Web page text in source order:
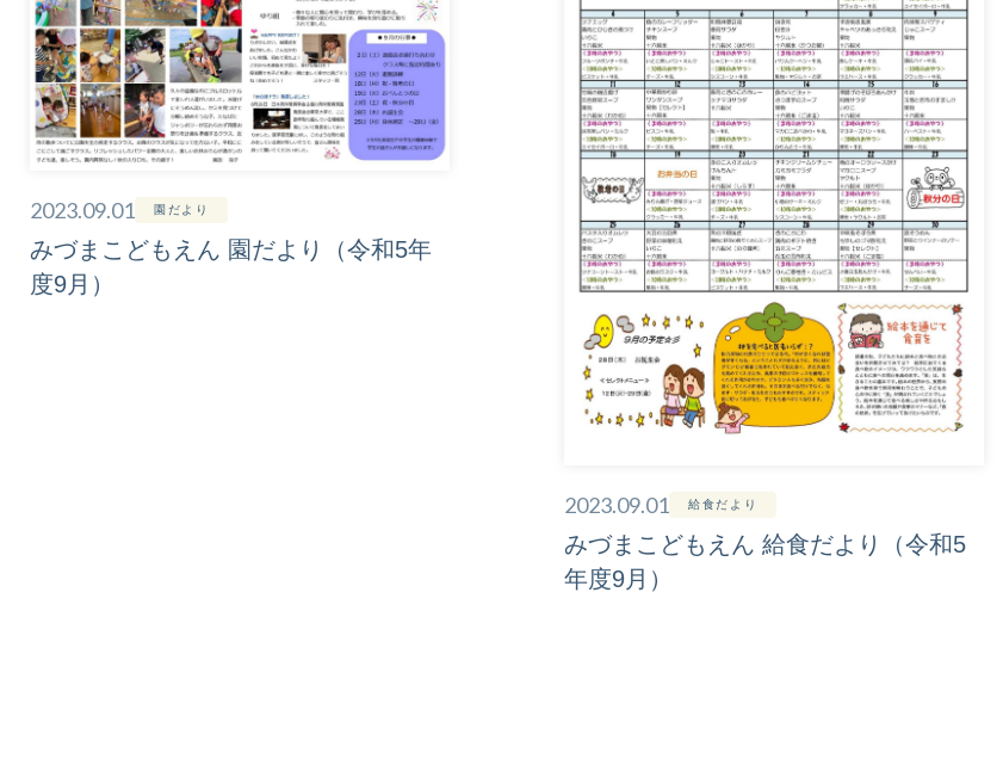
2023.09.01 園だより
みづまこどもえん 園だより（令和5年
度9月）
2023.09.01 給食だより
みづまこどもえん 給食だより（令和5
年度9月）